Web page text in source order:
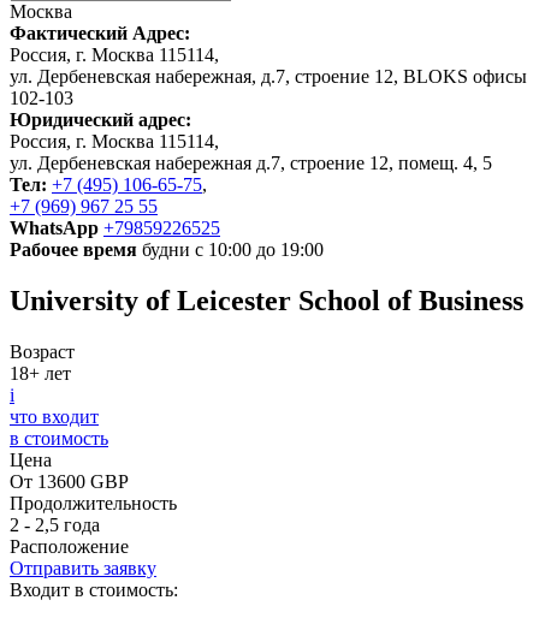
Москва
Фактический Адрес:
Россия, г. Москва 115114,
ул. Дербеневская набережная, д.7, строение 12, BLOKS офисы
102-103
Юридический адрес:
Россия, г. Москва 115114,
ул. Дербеневская набережная д.7, строение 12, помещ. 4, 5
Тел: +7 (495) 106-65-75,
+7 (969) 967 25 55
WhatsApp +79859226525
Рабочее время будни с 10:00 до 19:00
University of Leicester School of Business
Возраст
18+ лет
i
что входит
в стоимость
Цена
От 13600 GBP
Продолжительность
2 - 2,5 года
Расположение
Отправить заявку
Входит в стоимость: